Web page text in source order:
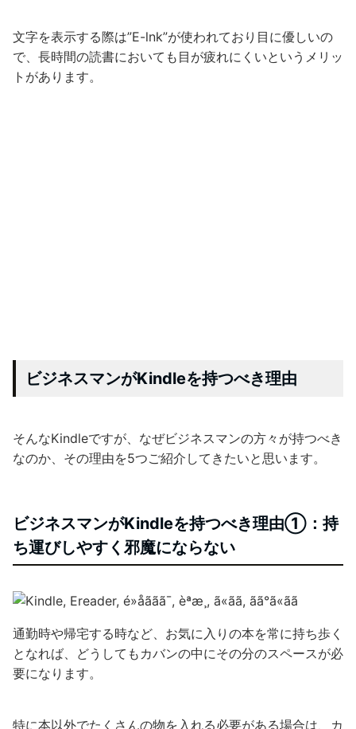
文字を表示する際は”E-lnk”が使われており目に優しいの
で、長時間の読書においても目が疲れにくいというメリッ
トがあります。
ビジネスマンがKindleを持つべき理由
そんなKindleですが、なぜビジネスマンの方々が持つべき
なのか、その理由を5つご紹介してきたいと思います。
ビジネスマンがKindleを持つべき理由①：持
ち運びしやすく邪魔にならない
通勤時や帰宅する時など、お気に入りの本を常に持ち歩く
となれば、どうしてもカバンの中にその分のスペースが必
要になります。
特に本以外でたくさんの物を入れる必要がある場合は、カ